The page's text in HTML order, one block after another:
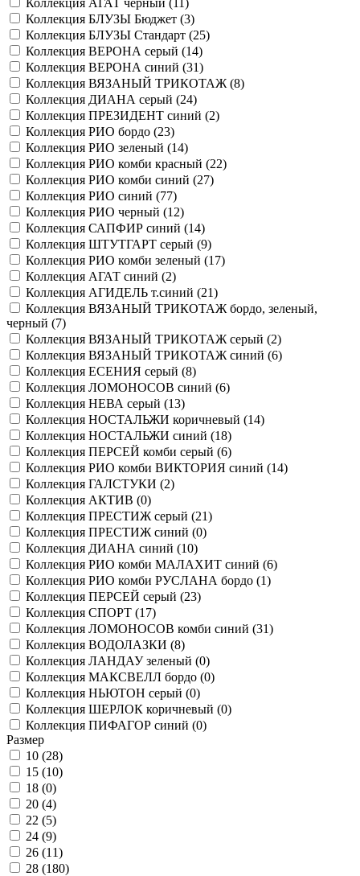
Коллекция АГАТ черный (
)
Коллекция БЛУЗЫ Бюджет (3)
Коллекция БЛУЗЫ Стандарт (25)
Коллекция ВЕРОНА серый (14)
Коллекция ВЕРОНА синий (31)
Коллекция ВЯЗАНЫЙ ТРИКОТАЖ (8)
Коллекция ДИАНА серый (24)
Коллекция ПРЕЗИДЕНТ синий (2)
Коллекция РИО бордо (23)
Коллекция РИО зеленый (14)
Коллекция РИО комби красный (22)
Коллекция РИО комби синий (27)
Коллекция РИО синий (77)
Коллекция РИО черный (12)
Коллекция САПФИР синий (14)
Коллекция ШТУТГАРТ серый (9)
Коллекция РИО комби зеленый (17)
Коллекция АГАТ синий (2)
Коллекция АГИДЕЛЬ т.синий (21)
Коллекция ВЯЗАНЫЙ ТРИКОТАЖ бордо, зеленый,
черный (7)
Коллекция ВЯЗАНЫЙ ТРИКОТАЖ серый (2)
Коллекция ВЯЗАНЫЙ ТРИКОТАЖ синий (6)
Коллекция ЕСЕНИЯ серый (8)
Коллекция ЛОМОНОСОВ синий (6)
Коллекция НЕВА серый (13)
Коллекция НОСТАЛЬЖИ коричневый (14)
Коллекция НОСТАЛЬЖИ синий (18)
Коллекция ПЕРСЕЙ комби серый (6)
Коллекция РИО комби ВИКТОРИЯ синий (14)
Коллекция ГАЛСТУКИ (2)
Коллекция АКТИВ (0)
Коллекция ПРЕСТИЖ серый (21)
Коллекция ПРЕСТИЖ синий (0)
Коллекция ДИАНА синий (10)
Коллекция РИО комби МАЛАХИТ синий (6)
Коллекция РИО комби РУСЛАНА бордо (1)
Коллекция ПЕРСЕЙ серый (23)
Коллекция СПОРТ (17)
Коллекция ЛОМОНОСОВ комби синий (31)
Коллекция ВОДОЛАЗКИ (8)
Коллекция ЛАНДАУ зеленый (0)
Коллекция МАКСВЕЛЛ бордо (0)
Коллекция НЬЮТОН серый (0)
Коллекция ШЕРЛОК коричневый (0)
Коллекция ПИФАГОР синий (0)
Размер
10 (28)
15 (10)
18 (0)
20 (4)
22 (5)
24 (9)
26 (11)
28 (180)